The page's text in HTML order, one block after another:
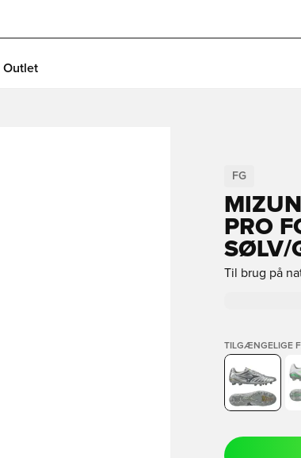
Outlet
FG
PRO
SØLV/
Til brug på
TILGÆNGELIGE